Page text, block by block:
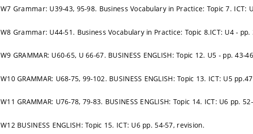
W7 Grammar: U39-43, 95-98. Business Vocabulary in Practice: Topic 7. ICT:
W8 Grammar: U44-51. Business Vocabulary in Practice: Topic 8.ICT: U4 - pp.
W9 GRAMMAR: U60-65, U 66-67. BUSINESS ENGLISH: Topic 12. U5 - pp. 43-
W10 GRAMMAR: U68-75, 99-102. BUSINESS ENGLISH: Topic 13. ICT: U5
W11 GRAMMAR: U76-78, 79-83. BUSINESS ENGLISH: Topic 14. ICT: U6 pp.
W12 BUSINESS ENGLISH: Topic 15. ICT: U6 pp. 54-57, revision.